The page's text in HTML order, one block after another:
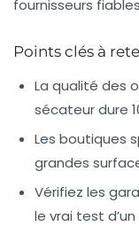
fournisseurs
Points clés à
La qualité des
sécateur dure
Les boutiques
grandes
Vérifiez les
le vrai test